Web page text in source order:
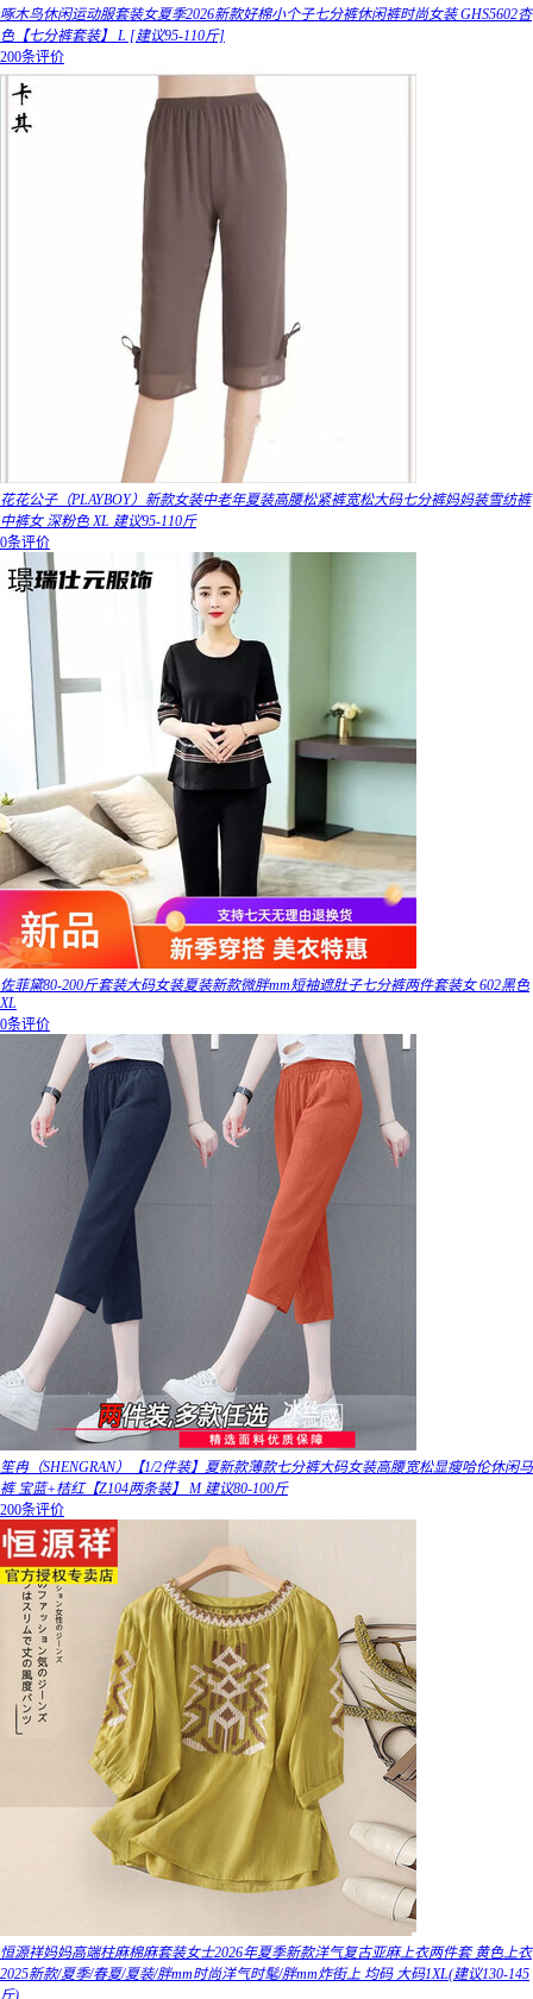
啄木鸟休闲运动服套装女夏季2026新款好棉小个子七分裤休闲裤时尚女装 GHS5602杏
色【七分裤套装】 L [建议95-110斤]
200条评价
花花公子（PLAYBOY）新款女装中老年夏装高腰松紧裤宽松大码七分裤妈妈装雪纺裤
中裤女 深粉色 XL 建议95-110斤
0条评价
佐菲黛80-200斤套装大码女装夏装新款微胖mm短袖遮肚子七分裤两件套装女 602黑色
XL
0条评价
笙冉（SHENGRAN）【1/2件装】夏新款薄款七分裤大码女装高腰宽松显瘦哈伦休闲马
裤 宝蓝+桔红【Z104两条装】 M 建议80-100斤
200条评价
恒源祥妈妈高端柱麻棉麻套装女士2026年夏季新款洋气复古亚麻上衣两件套 黄色上衣
2025新款/夏季/春夏/夏装/胖mm时尚洋气时髦/胖mm炸街上 均码 大码1XL(建议130-145
斤)